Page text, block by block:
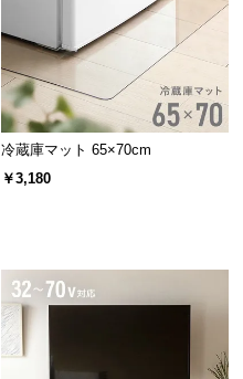
冷蔵庫マット 65×70cm
￥3,180